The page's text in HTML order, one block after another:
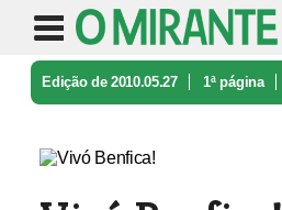
Edição de 2010.05.27 1ª página